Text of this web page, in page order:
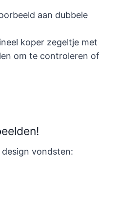
aan dubbele
koper zegeltje met
om te controleren of
vondsten: